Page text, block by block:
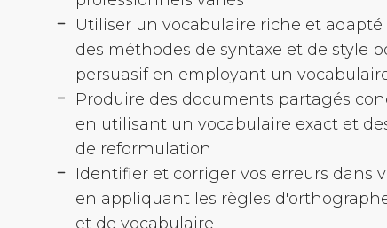
Utiliser un vocabulaire riche et adapté
des méthodes de syntaxe et de style
persuasif en employant un
Produire des documents partagés
en utilisant un vocabulaire exact et
de reformulation
Identifier et corriger vos erreurs dans
en appliquant les règles
et de vocabulaire